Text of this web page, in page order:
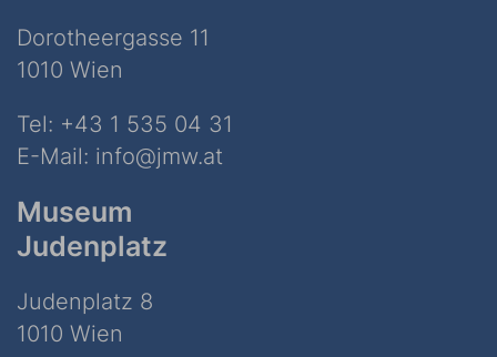
Dorotheergasse 11
1010 Wien
Tel: +43 1 535 04 31
E-Mail: info@jmw.at
Museum
Judenplatz
Judenplatz 8
1010 Wien